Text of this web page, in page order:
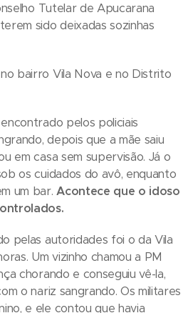
Tutelar de Apucarana
sido deixadas sozinhas
bairro Vila Nova e no Distrito
pelos policiais
depois que a mãe saiu
em casa sem supervisão. Já o
os cuidados do avô, enquanto
um bar.Acontece que o idoso
pelas autoridades foi o da Vila
Um vizinho chamou a PM
chorando e conseguiu vê-la,
o nariz sangrando. Os militares
e ele contou que havia